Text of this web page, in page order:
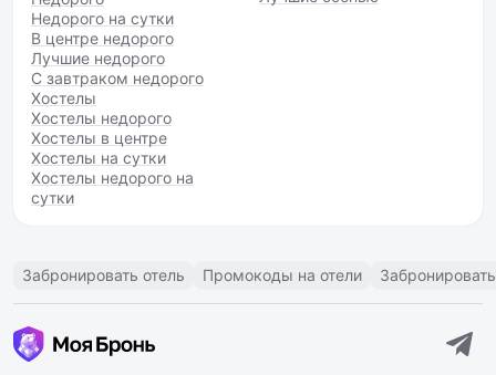
Недорого на сутки
В центре недорого
Лучшие недорого
С завтраком недорого
Хостелы
Хостелы недорого
Хостелы в центре
Хостелы на сутки
Хостелы недорого на
сутки
Забронировать отель Промокоды на отели